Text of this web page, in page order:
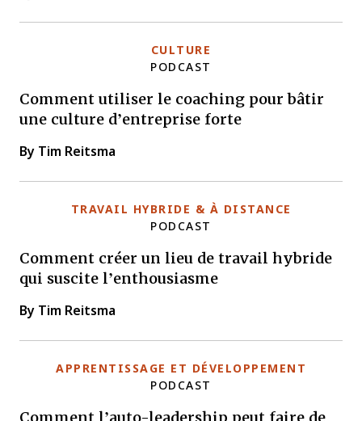
CULTURE
PODCAST
Comment utiliser le coaching pour bâtir
une culture d’entreprise forte
By Tim Reitsma
TRAVAIL HYBRIDE & À DISTANCE
PODCAST
Comment créer un lieu de travail hybride
qui suscite l’enthousiasme
By Tim Reitsma
APPRENTISSAGE ET DÉVELOPPEMENT
PODCAST